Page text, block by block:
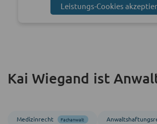
Leistungs-Cookies
Kai Wiegand ist
Medizinrecht Fachanwalt